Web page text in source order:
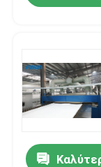
Περίπου
Γύρος